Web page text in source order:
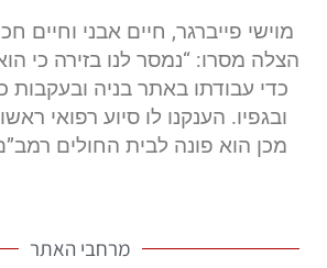
מוישי פייברגר, חיים אבני וחיים
הצלה מסרו: “נמסר לנו בזירה כי
כדי עבודתו באתר בניה ובעקבות
ובגפיו. הענקנו לו סיוע רפואי
מכן הוא פונה לבית החולים
מרחבי האתר